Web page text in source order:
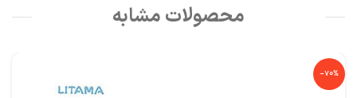
محصولات مشابه
-70%